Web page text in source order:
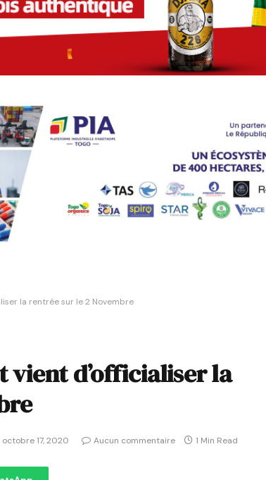
la rentrée sur le 2 Novembre
vient d’officialiser la
octobre 17, 2020 Aucun commentaire 1 Min Read